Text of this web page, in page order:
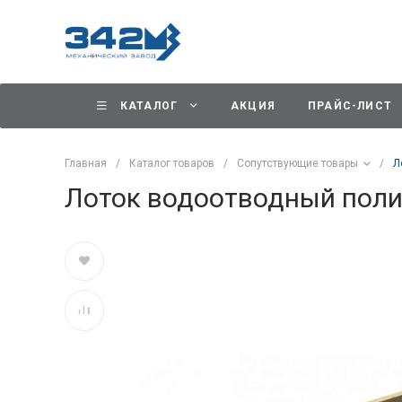
КАТАЛОГ АКЦИЯ ПРАЙС-ЛИСТ
Главная / Каталог товаров / Сопутствующие товары /
Лоток водоотводный